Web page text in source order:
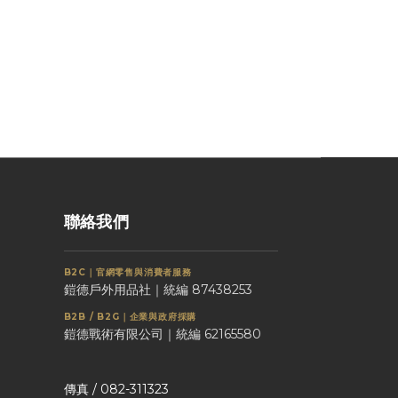
聯絡我們
B2C｜官網零售與消費者服務
鎧德戶外用品社｜統編 87438253
B2B / B2G｜企業與政府採購
鎧德戰術有限公司｜統編 62165580
傳真 / 082-311323